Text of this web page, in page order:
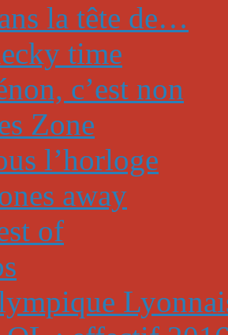
la tête de…
time
c’est non
Zone
l’horloge
away
of